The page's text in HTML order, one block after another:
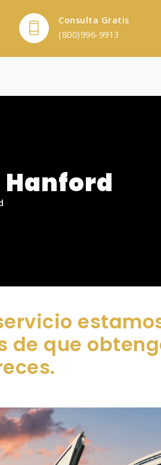
Consulta Gratis
(800)996-9913
de que